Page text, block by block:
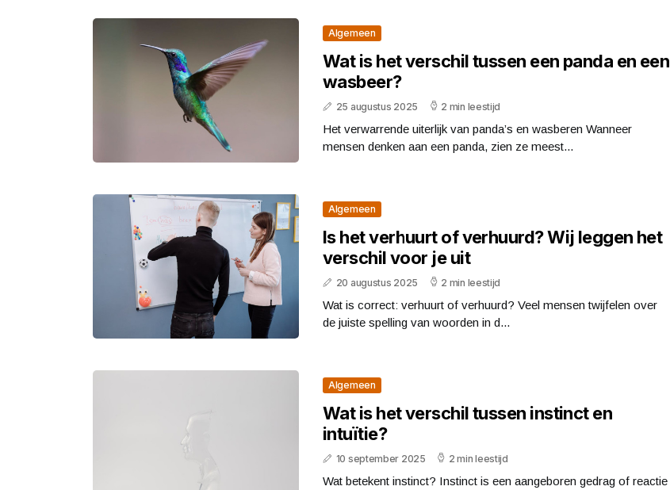
Algemeen
Wat is het verschil tussen een panda en een
wasbeer?
25 augustus 2025 2 min leestijd
Het verwarrende uiterlijk van panda’s en wasberen Wanneer
mensen denken aan een panda, zien ze meest...
Algemeen
Is het verhuurt of verhuurd? Wij leggen het
verschil voor je uit
20 augustus 2025 2 min leestijd
Wat is correct: verhuurt of verhuurd? Veel mensen twijfelen over
de juiste spelling van woorden in d...
Algemeen
Wat is het verschil tussen instinct en
intuïtie?
10 september 2025 2 min leestijd
Wat betekent instinct? Instinct is een aangeboren gedrag of reactie